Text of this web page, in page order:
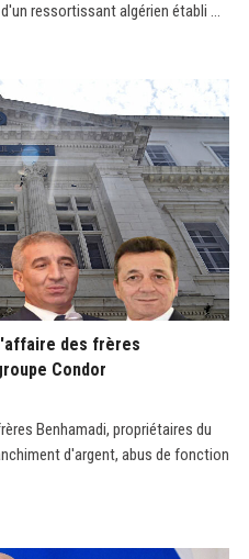
ressortissant algérien établi ...
des frères
Condor
Benhamadi, propriétaires du
d'argent, abus de fonction